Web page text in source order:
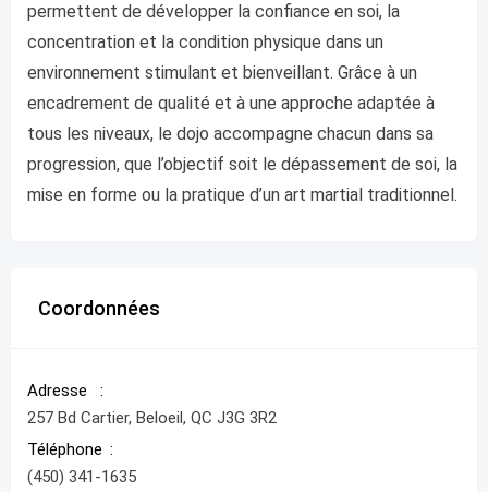
permettent de développer la confiance en soi, la
concentration et la condition physique dans un
environnement stimulant et bienveillant. Grâce à un
encadrement de qualité et à une approche adaptée à
tous les niveaux, le dojo accompagne chacun dans sa
progression, que l’objectif soit le dépassement de soi, la
mise en forme ou la pratique d’un art martial traditionnel.
Coordonnées
Adresse
257 Bd Cartier, Beloeil, QC J3G 3R2
Téléphone
(450) 341-1635